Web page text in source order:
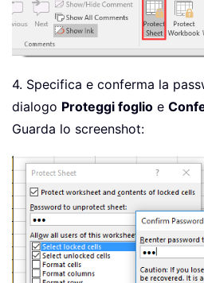
4. Specifica e conferma la
dialogo Proteggi foglio e
Guarda lo screenshot: